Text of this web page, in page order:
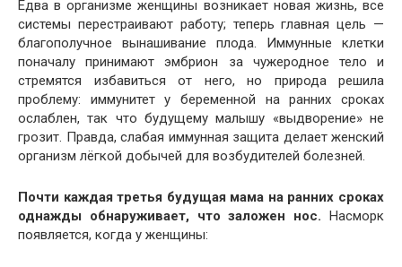
Едва в организме женщины возникает новая жизнь, все
системы перестраивают работу; теперь главная цель —
благополучное вынашивание плода. Иммунные клетки
поначалу принимают эмбрион за чужеродное тело и
стремятся избавиться от него, но природа решила
проблему: иммунитет у беременной на ранних сроках
ослаблен, так что будущему малышу «выдворение» не
грозит. Правда, слабая иммунная защита делает женский
организм лёгкой добычей для возбудителей болезней.
Почти каждая третья будущая мама на ранних сроках
однажды обнаруживает, что заложен нос. Насморк
появляется, когда у женщины: